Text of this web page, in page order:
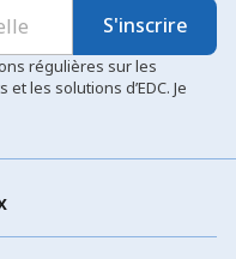
S'inscrire
régulières sur les
les solutions d’EDC. Je